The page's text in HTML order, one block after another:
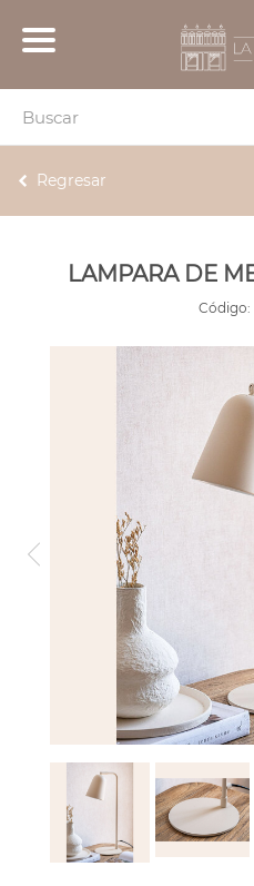
Regresar
LAMPARA DE
Código: